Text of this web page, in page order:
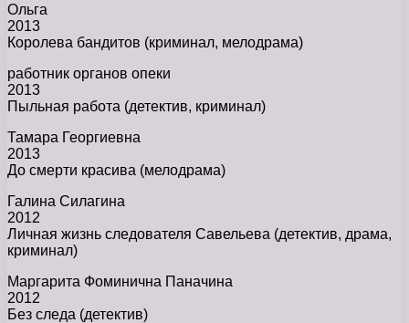
Ольга
2013
Королева бандитов (криминал, мелодрама)
работник органов опеки
2013
Пыльная работа (детектив, криминал)
Тамара Георгиевна
2013
До смерти красива (мелодрама)
Галина Силагина
2012
Личная жизнь следователя Савельева (детектив, драма,
криминал)
Маргарита Фоминична Паначина
2012
Без следа (детектив)